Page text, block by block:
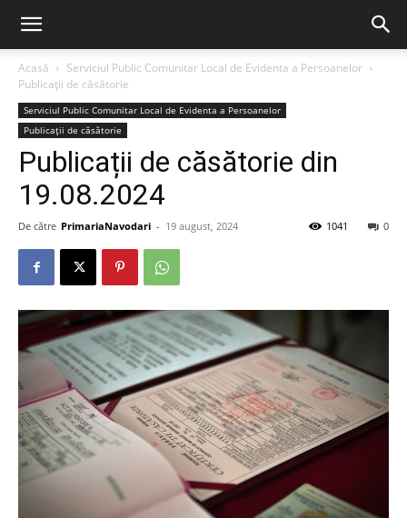
Acasă
Serviciul Public Comunitar Local de Evidenta a Persoanelor
Publicații de căsătorie
Serviciul Public Comunitar Local de Evidenta a Persoanelor
Publicații de căsătorie
Publicații de căsătorie din
19.08.2024
De către PrimariaNavodari - 19 august, 2024 0
1041